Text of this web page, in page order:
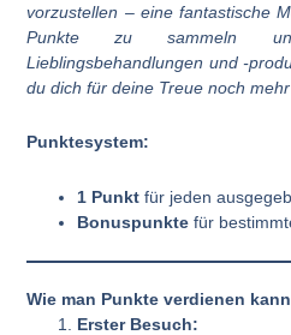
vorzustellen – eine fantastische
Punkte zu sammeln
Lieblingsbehandlungen und -
du dich für deine Treue noch
Punktesystem:
1 Punkt für jeden
Bonuspunkte für
Wie man Punkte verdienen
Erster Besuch: